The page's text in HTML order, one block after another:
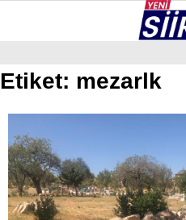
GALERİ VİDEO
KURTALAN
ERUH
BAYKAN
Etiket: mezarlk